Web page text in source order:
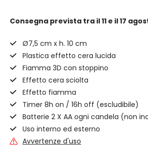
Consegna prevista tra il 11 e il 17
Ø7,5 cm x h. 10 cm
Plastica effetto cera lucida
Fiamma 3D con stoppino
Effetto cera sciolta
Effetto fiamma
Timer 8h on / 16h off (escludibile)
Batterie 2 X AA ogni candela (non
Uso interno ed esterno
Avvertenze d'uso